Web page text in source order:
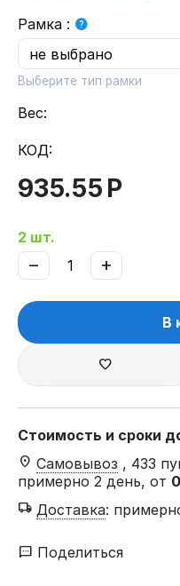
Рамка :
Выберите тип рамки
Вес:
КОД:
935.55 Р
2 шт.
+
−
В
Стоимость и сроки
Самовывоз , 433
примерно 2 день, от
Доставка:
Поделиться